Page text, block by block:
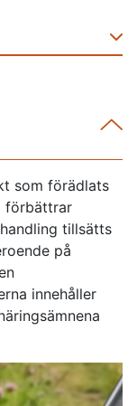
som förädlats
förbättrar
tillsätts
på
innehåller